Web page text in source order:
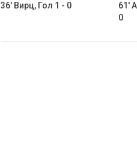
36' Вирц, Гол 1 - 0
61'
0